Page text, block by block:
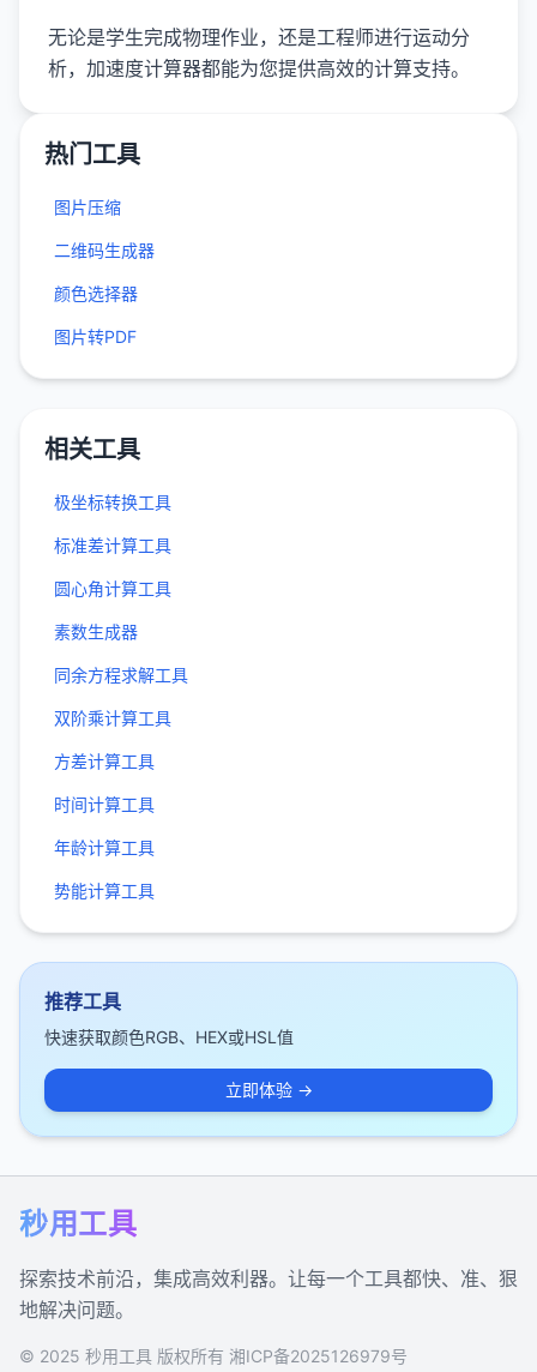
无论是学生完成物理作业，还是工程师进行运动分
析，加速度计算器都能为您提供高效的计算支持。
热门工具
图片压缩
二维码生成器
颜色选择器
图片转PDF
相关工具
极坐标转换工具
标准差计算工具
圆心角计算工具
素数生成器
同余方程求解工具
双阶乘计算工具
方差计算工具
时间计算工具
年龄计算工具
势能计算工具
推荐工具
快速获取颜色RGB、HEX或HSL值
立即体验 →
秒用工具
探索技术前沿，集成高效利器。让每一个工具都快、准、狠
地解决问题。
© 2025 秒用工具 版权所有 湘ICP备2025126979号